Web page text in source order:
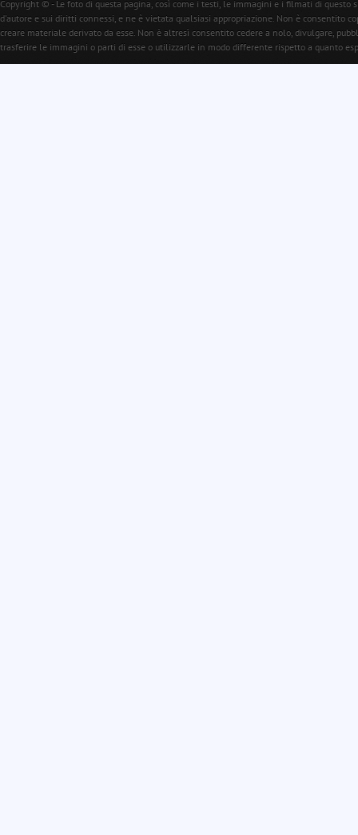
Copyright © - Le foto di questa pagina, così come i testi, le immagini e i filmati di
d'autore e sui diritti connessi, e ne è vietata qualsiasi appropriazione. Non è consentito
creare materiale derivato da esse. Non è altresì consentito cedere a nolo, divulgare,
trasferire le immagini o parti di esse o utilizzarle in modo differente rispetto a quanto